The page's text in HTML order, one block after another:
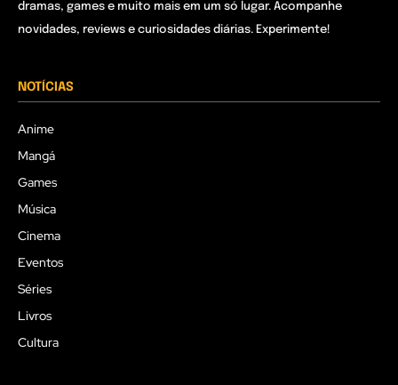
dramas, games e muito mais em um só lugar. Acompanhe
novidades, reviews e curiosidades diárias. Experimente!
NOTÍCIAS
Anime
Mangá
Games
Música
Cinema
Eventos
Séries
Livros
Cultura